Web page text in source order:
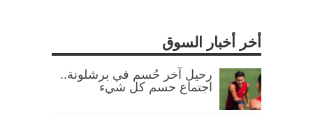
أخر أخبار السوق
رحيل آخر حُسم في برشلونة..
اجتماع حسم كل شيء